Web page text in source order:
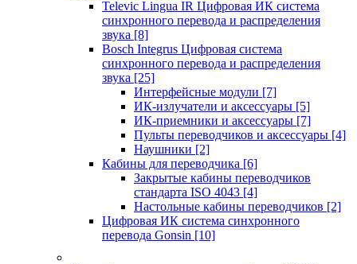
Televic Lingua IR Цифровая ИК система
синхронного перевода и распределения
звука [8]
Bosch Integrus Цифровая система
синхронного перевода и распределения
звука [25]
Интерфейсные модули [7]
ИК-излучатели и аксессуары [5]
ИК-приемники и аксессуары [7]
Пульты переводчиков и аксессуары [4]
Наушники [2]
Кабины для переводчика [6]
Закрытые кабины переводчиков
стандарта ISO 4043 [4]
Настольные кабины переводчиков [2]
Цифровая ИК система синхронного
перевода Gonsin [10]